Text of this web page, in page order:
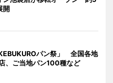
開
パン祭」 全国各地
、ご当地パン100種など